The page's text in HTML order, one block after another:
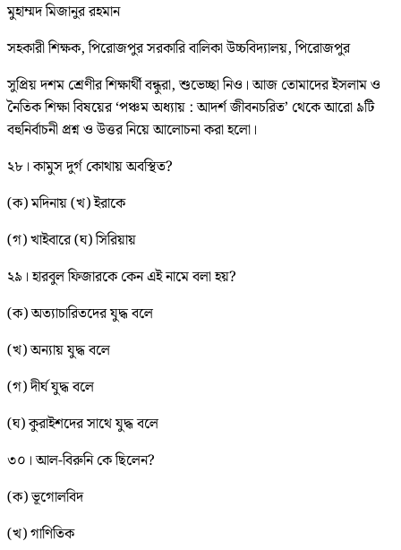
মুহাম্মদ মিজানুর রহমান
সহকারী শিক্ষক, পিরোজপুর সরকারি বালিকা উচ্চবিদ্যালয়, পিরোজপুর
সুপ্রিয় দশম শ্রেণীর শিক্ষার্থী বন্ধুরা, শুভেচ্ছা নিও। আজ তোমাদের ইসলাম ও
নৈতিক শিক্ষা বিষয়ের ‘পঞ্চম অধ্যায় : আদর্শ জীবনচরিত’ থেকে আরো ৯টি
বহুনির্বাচনী প্রশ্ন ও উত্তর নিয়ে আলোচনা করা হলো।
২৮। কামুস দুর্গ কোথায় অবস্থিত?
(ক) মদিনায় (খ) ইরাকে
(গ) খাইবারে (ঘ) সিরিয়ায়
২৯। হারবুল ফিজারকে কেন এই নামে বলা হয়?
(ক) অত্যাচারিতদের যুদ্ধ বলে
(খ) অন্যায় যুদ্ধ বলে
(গ) দীর্ঘ যুদ্ধ বলে
(ঘ) কুরাইশদের সাথে যুদ্ধ বলে
৩০। আল-বিরুনি কে ছিলেন?
(ক) ভূগোলবিদ
(খ) গাণিতিক